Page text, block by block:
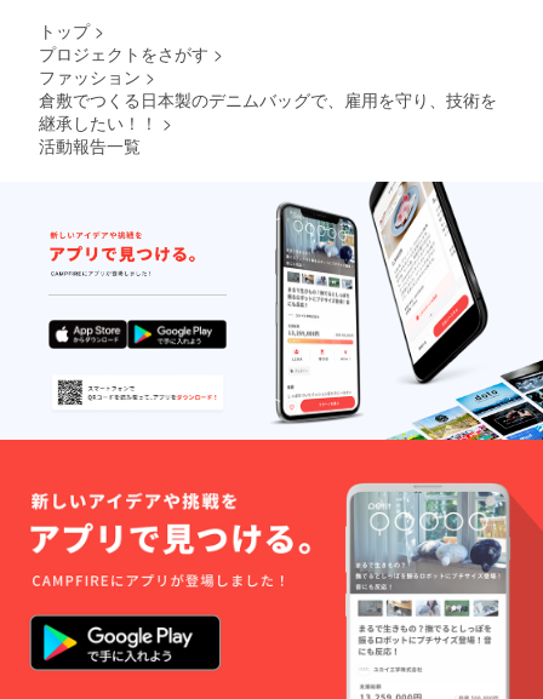
トップ >
プロジェクトをさがす >
ファッション >
倉敷でつくる日本製のデニムバッグで、雇用を守り、技術を
継承したい！！ >
活動報告一覧